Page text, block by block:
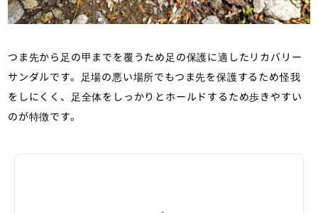
つま先から足の甲までを覆うため足の保護に適したリカバリー
サンダルです。足場の悪い場所でもつま先を保護するため怪我
をしにくく、足全体をしっかりとホールドするため歩きやすい
のが特徴です。